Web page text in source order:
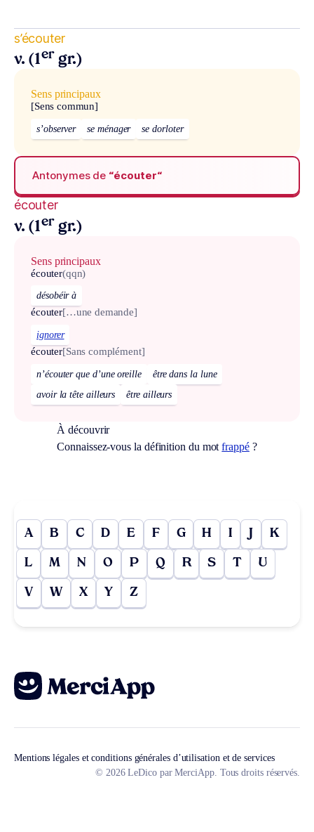
s’écouter
v. (1er gr.)
Sens principaux
[Sens commun]
s’observer se ménager se dorloter
Antonymes de “écouter“
écouter
v. (1er gr.)
Sens principaux
écouter(qqn)
désobéir à
écouter[…une demande]
ignorer
écouter[Sans complément]
n’écouter que d’une oreille
être dans la lune
avoir la tête ailleurs
être ailleurs
À découvrir
Connaissez-vous la définition du motfrappé?
A B C D E F G H I J K
L M N O P Q R S T U
V W X Y Z
Mentions légales et conditions générales d’utilisation et de services
© 2026 LeDico par MerciApp. Tous droits réservés.